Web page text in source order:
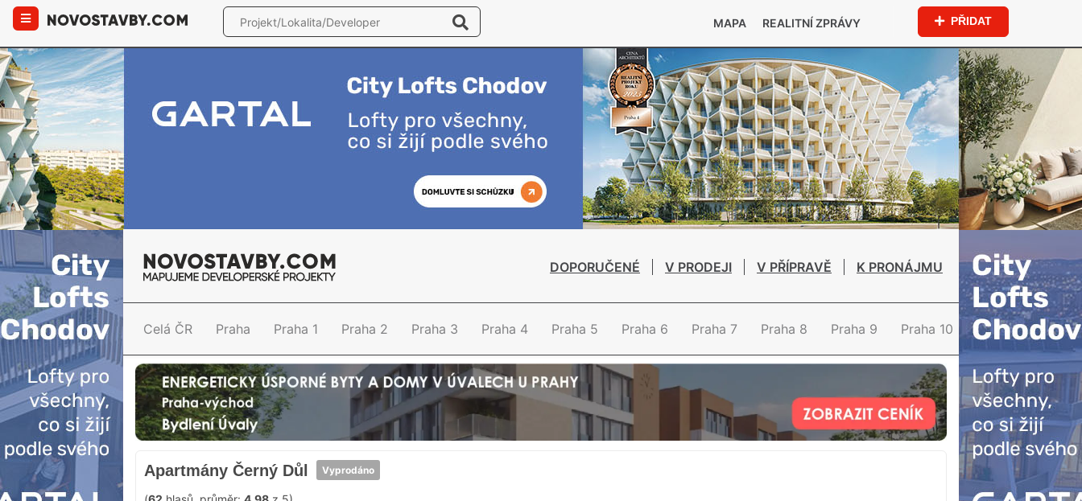
MAPA REALITNÍ ZPRÁVY PŘIDAT
DOPORUČENÉ V PRODEJI V PŘÍPRAVĚ K PRONÁJMU
Celá ČR Praha Praha 1 Praha 2 Praha 3 Praha 4 Praha 5 Praha 6 Praha 7 Praha 8 Praha 9 Praha 10
Apartmány Černý Důl Vyprodáno